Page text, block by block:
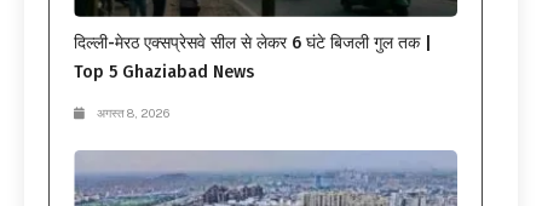
दिल्ली-मेरठ एक्सप्रेसवे सील से लेकर 6 घंटे बिजली गुल तक |
Top 5 Ghaziabad News
अगस्त 8, 2026